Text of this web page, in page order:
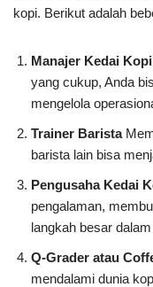
kopi. Berikut adalah
Manajer Kedai Kopi
yang cukup, Anda
mengelola
Trainer Barista
barista lain bisa
Pengusaha Kedai
pengalaman,
langkah besar
Q-Grader atau
mendalami dunia